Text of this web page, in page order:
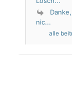
nic...
alle